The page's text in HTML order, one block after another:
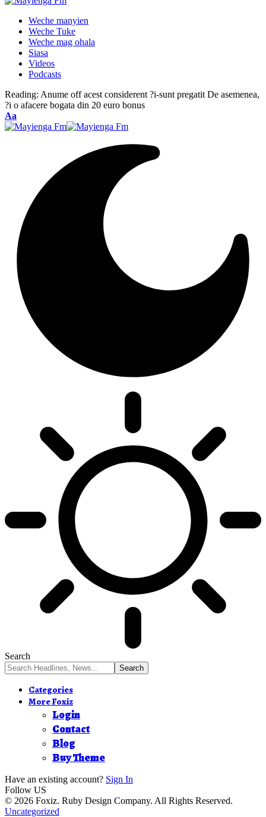
Weche manyien
Weche Tuke
Weche mag ohala
Siasa
Videos
Podcasts
Reading: Anume off acest considerent ?i-sunt pregatit De asemenea,
?i o afacere bogata din 20 euro bonus
Font
Resizer
Aa
Search
Categories
More Foxiz
Login
Contact
Blog
Buy Theme
Have an existing account? Sign In
Follow US
© 2026 Foxiz. Ruby Design Company. All Rights Reserved.
Uncategorized